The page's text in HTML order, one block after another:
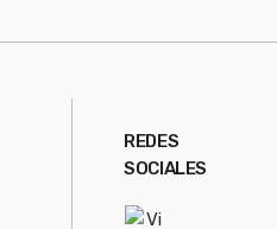
REDES
SOCIALES